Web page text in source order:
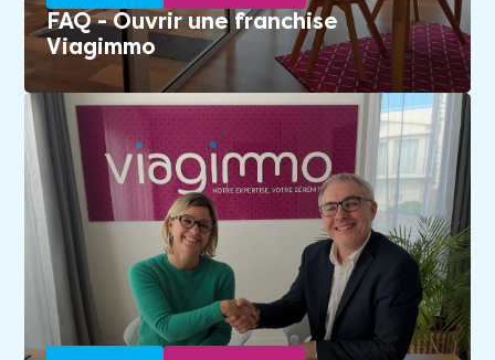
FAQ - Ouvrir une franchise
Viagimmo